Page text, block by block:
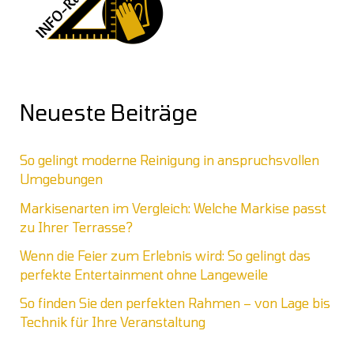
Neueste Beiträge
So gelingt moderne Reinigung in anspruchsvollen
Umgebungen
Markisenarten im Vergleich: Welche Markise passt
zu Ihrer Terrasse?
Wenn die Feier zum Erlebnis wird: So gelingt das
perfekte Entertainment ohne Langeweile
So finden Sie den perfekten Rahmen – von Lage bis
Technik für Ihre Veranstaltung